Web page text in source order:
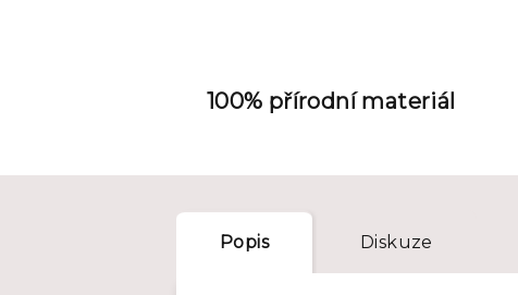
100% přírodní materiál
Popis Diskuze